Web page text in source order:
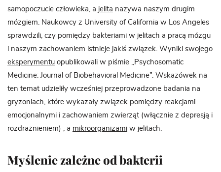
samopoczucie człowieka, a jelita nazywa naszym drugim
mózgiem. Naukowcy z University of California w Los Angeles
sprawdzili, czy pomiędzy bakteriami w jelitach a pracą mózgu
i naszym zachowaniem istnieje jakiś związek. Wyniki swojego
eksperymentu opublikowali w piśmie „Psychosomatic
Medicine: Journal of Biobehavioral Medicine”. Wskazówek na
ten temat udzieliły wcześniej przeprowadzone badania na
gryzoniach, które wykazały związek pomiędzy reakcjami
emocjonalnymi i zachowaniem zwierząt (włącznie z depresją i
rozdrażnieniem) , a mikroorganizami w jelitach.
Myślenie zależne od bakterii